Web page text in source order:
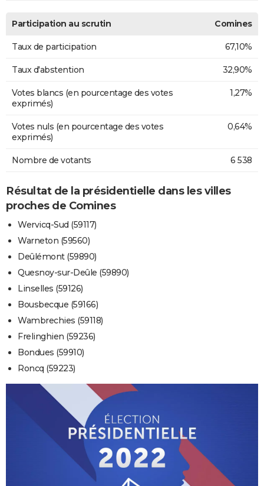
Participation au scrutin Comines
Taux de participation 67,10%
Taux d'abstention 32,90%
Votes blancs (en pourcentage des votes
exprimés)
1,27%
Votes nuls (en pourcentage des votes
exprimés)
0,64%
Nombre de votants 6 538
Résultat de la présidentielle dans les villes
proches de Comines
Wervicq-Sud (59117)
Warneton (59560)
Deûlémont (59890)
Quesnoy-sur-Deûle (59890)
Linselles (59126)
Bousbecque (59166)
Wambrechies (59118)
Frelinghien (59236)
Bondues (59910)
Roncq (59223)